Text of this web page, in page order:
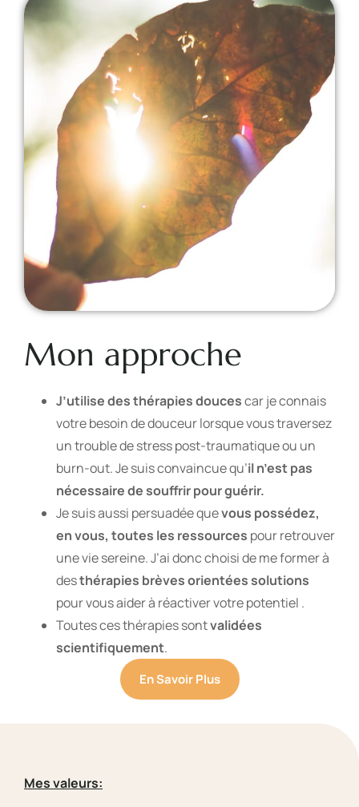
Mon approche
J’utilise des thérapies doucescar je connais
votre besoin de douceur lorsque vous traversez
un trouble de stress post-traumatique ou un
burn-out. Je suis convaincue qu’il n’est pas
nécessaire de souffrir pour guérir.
Je suis aussi persuadée quevous possédez,
en vous, toutes les ressources pour retrouver
une vie sereine. J’ai donc choisi de me former à
desthérapies brèves orientées solutions
pour vous aider à réactiver votre potentiel .
Toutes ces thérapies sontvalidées
scientifiquement.
En Savoir Plus
Mes valeurs: